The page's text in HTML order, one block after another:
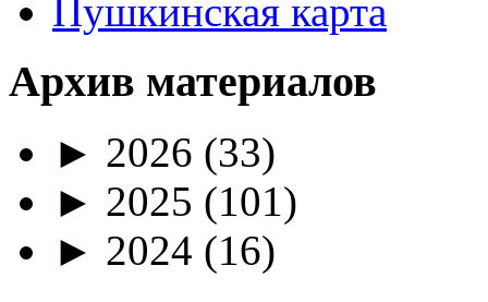
Пушкинская карта
Архив материалов
► 2026 (33)
► 2025 (101)
► 2024 (16)